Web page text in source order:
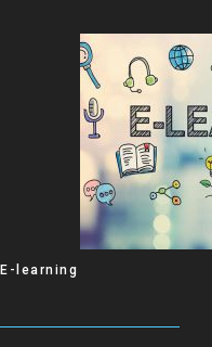
E-learning